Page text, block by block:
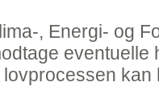
, Energi- og
eventuelle
lovprocessen